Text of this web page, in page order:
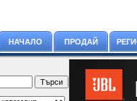
НАЧАЛО ПРОДАЙ